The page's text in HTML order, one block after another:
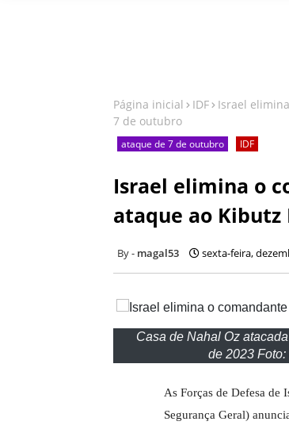
Página inicial IDF
Israel
7 de outubro
ataque de 7 de outubro IDF
Israel elimina o
ataque ao Kibutz
magal53 sexta-feira,
Casa de Nahal Oz
de 2023
As Forças de Defesa de
Segurança Geral)